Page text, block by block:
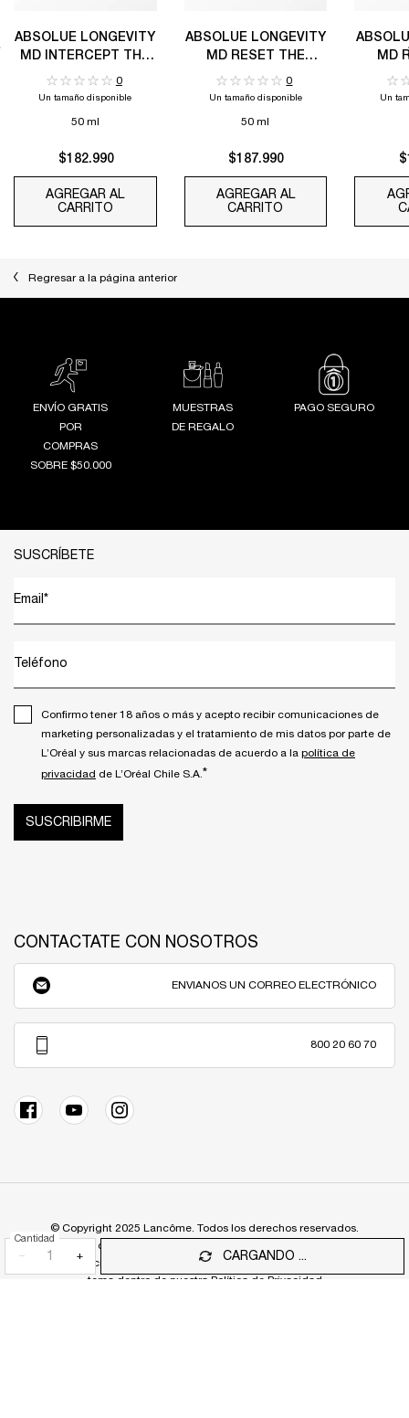
−
Cantidad
+ CARGANDO ...
ABSOLUE LONGEVITY
MD INTERCEPT THE
CREAM
0
Un tamaño disponible
50 ml
$182.990
AGREGAR AL
CARRITO ABSOLUE LONGEVITY MD INTERCEPT THE
ABSOLUE LONGEVITY
MD RESET THE
SERUM
0
Un tamaño disponible
50 ml
$187.990
AGREGAR AL
CARRITO
ABSOLUE
MD
Un
Regresar a la página anterior
ENVÍO GRATIS
POR
COMPRAS
SOBRE $50.000
MUESTRAS
DE REGALO
PAGO SEGURO
SUSCRÍBETE
Email *
Teléfono
Confirmo tener 18 años o más y acepto recibir comunicaciones de
marketing personalizadas y el tratamiento de mis datos por parte de
L’Oréal y sus marcas relacionadas de acuerdo a la política de
privacidad de L’Oréal Chile S.A. *
SUSCRIBIRME
CONTACTATE CON NOSOTROS
ENVIANOS UN CORREO ELECTRÓNICO
800 20 60 70
© Copyright 2025 Lancôme. Todos los derechos reservados.
Este sitio está destinado a los consumidores Chilenos. Las cookies y la
tecnología relacionada se utilizan con fines publicitarios. Conoce más del
tema dentro de nuestra Política de Privacidad